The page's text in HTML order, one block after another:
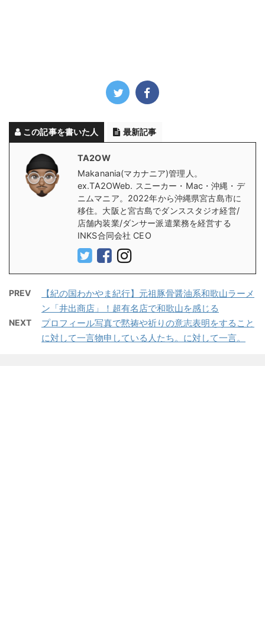
この記事を書いた人 最新記事
TA2OW
Makanania(マカナニア)管理人。
ex.TA2OWeb. スニーカー・Mac・沖縄・デ
ニムマニア。2022年から沖縄県宮古島市に
移住。大阪と宮古島でダンススタジオ経営/
店舗内装業/ダンサー派遣業務を経営する
INKS合同会社 CEO
PREV
【紀の国わかやま紀行】元祖豚骨醤油系和歌山ラーメ
ン「井出商店」！超有名店で和歌山を感じる
NEXT
プロフィール写真で黙祷や祈りの意志表明をすること
に対して一言物申している人たち。に対して一言。